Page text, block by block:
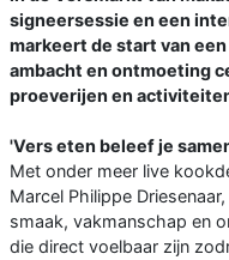
signeersessie en een
markeert de start van
ambacht en ontmoeting
proeverijen en
'Vers eten beleef je
Met onder meer live
Marcel Philippe
smaak, vakmanschap en
die direct voelbaar zijn